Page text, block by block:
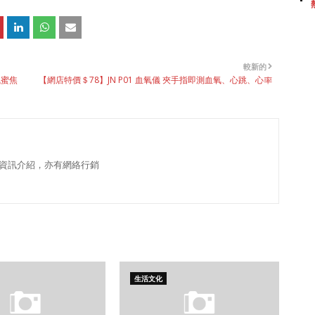
較新的
【網店特價＄78】JN P01 血氧儀 夾手指即測血氧、心跳、心率
焦
訊介紹，亦有網絡行銷
生活文化